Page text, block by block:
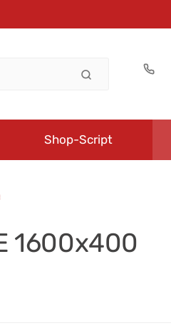
Shop-Script
1600х400